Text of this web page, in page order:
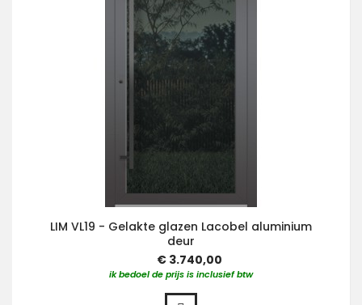
LIM VL19 - Gelakte glazen Lacobel aluminium
deur
€ 3.740,00
ik bedoel de prijs is inclusief btw